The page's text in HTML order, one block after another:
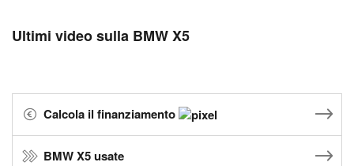
Ultimi video sulla BMW X5
Calcola il finanziamento
BMW X5 usate